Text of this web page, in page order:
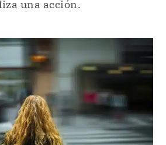
una acción.